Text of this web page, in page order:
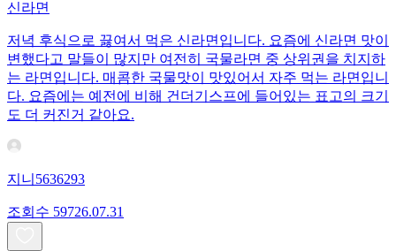
신라면
저녁 후식으로 끓여서 먹은 신라면입니다. 요즘에 신라면 맛이
변했다고 말들이 많지만 여전히 국물라면 중 상위권을 치지하
는 라면입니다. 매콤한 국물맛이 맛있어서 자주 먹는 라면입니
다. 요즘에는 예전에 비해 건더기스프에 들어있는 표고의 크기
도 더 커진거 같아요.
지니5636293
조회수 59726.07.31